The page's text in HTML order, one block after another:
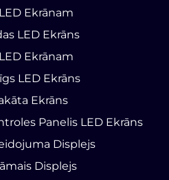
Ekrānam
LED Ekrāns
Ekrānam
LED Ekrāns
Ekrāns
Panelis LED Ekrāns
Displejs
Displejs